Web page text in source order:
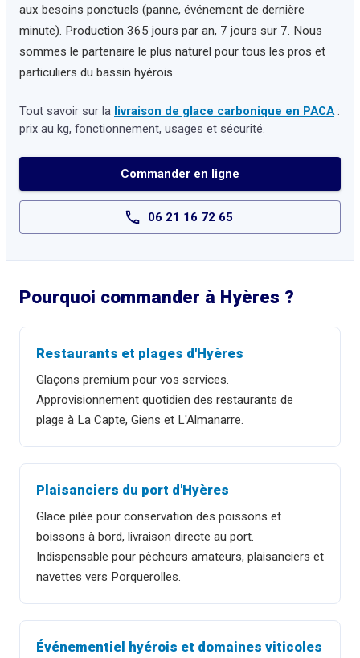
aux besoins ponctuels (panne, événement de dernière
minute). Production 365 jours par an, 7 jours sur 7. Nous
sommes le partenaire le plus naturel pour tous les pros et
particuliers du bassin hyérois.
Tout savoir sur la livraison de glace carbonique en PACA :
prix au kg, fonctionnement, usages et sécurité.
Commander en ligne
06 21 16 72 65
Pourquoi commander à Hyères ?
Restaurants et plages d'Hyères
Glaçons premium pour vos services.
Approvisionnement quotidien des restaurants de
plage à La Capte, Giens et L'Almanarre.
Plaisanciers du port d'Hyères
Glace pilée pour conservation des poissons et
boissons à bord, livraison directe au port.
Indispensable pour pêcheurs amateurs, plaisanciers et
navettes vers Porquerolles.
Événementiel hyérois et domaines viticoles